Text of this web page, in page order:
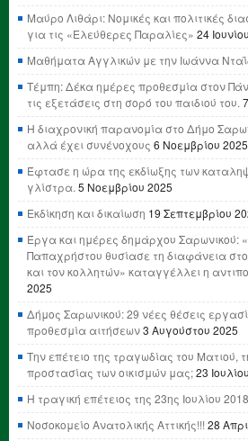
Μαύρο Λιθάρι: Νομικές και πολιτικές
για τις «Ελεύθερες Παραλίες» 24
Μαθήματα Αγγλικών με την Ιωάννα
Τέμπη: Δέκα ημέρες προθεσμία στον
τις εξετάσεις στη σορό του παιδιού του.
Η διαχρονική παρανομία στο Δήμο
αλλά έχει συνένοχους 6 Νοεμβρίου 2025
Έφτασε η ώρα της εκδίωξης των
γλίστρα. 5 Νοεμβρίου 2025
Εκδίκηση και δικαίωση 19 Σεπτεμβρίου
Έργα και ημέρες δημάρχου Σαρωνικού:
Παπαχρήστου θυσίασε τη διαφάνεια
και τον κολλητών» καταγγέλλει η
2025
Δήμος Σαρωνικού: 29 νέες θέσεις
προθεσμία αιτήσεων3 Αυγούστου 2025
Την επέτειο της τραγωδίας του Ματιού,
προστασίας των οικισμών μας;23
Η τραγική επέτειος της 23ης Ιουλίου 2018
Νοσοκομείο Ανατολικής Αττικής!!! 28